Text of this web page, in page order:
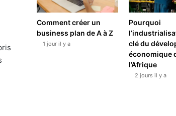
Comment créer un
business plan de A à Z
1 jour il y a
Pourquoi
clé du
économique
l’Afrique
2 jours il y a